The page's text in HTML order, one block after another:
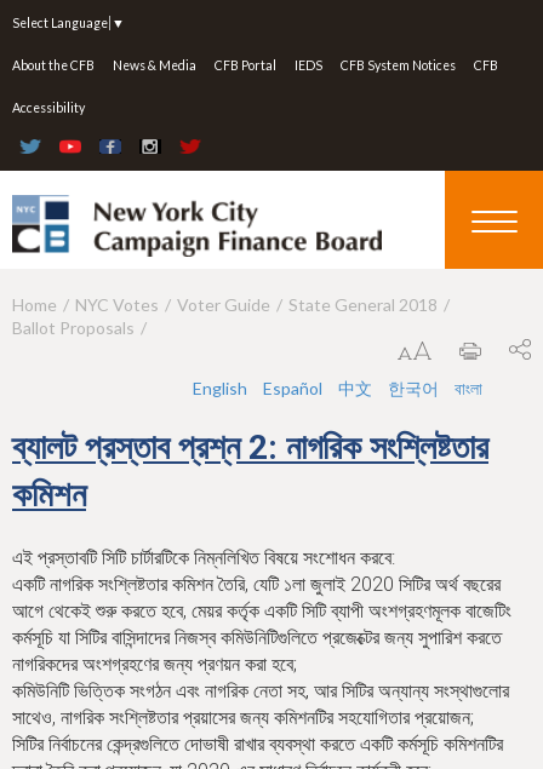
Select Language ▼
About the CFB News & Media CFB Portal IEDS CFB System Notices CFB
Accessibility
Y
a
r
e
h
e
r
e
Home NYC Votes Voter Guide
State General 2018
Ballot Proposals
English Español 中文 한국어 বাংলা
ব্যালট প্রস্তাব প্রশ্ন 2: নাগরিক সংশ্লিষ্টতার
কমিশন
এই প্রস্তাবটি সিটি চার্টারটিকে নিম্নলিখিত বিষয়ে সংশোধন করবে:
একটি নাগরিক সংশ্লিষ্টতার কমিশন তৈরি, যেটি ১লা জুলাই 2020 সিটির অর্থ বছরের
আগে থেকেই শুরু করতে হবে, মেয়র কর্তৃক একটি সিটি ব্যাপী অংশগ্রহণমূলক বাজেটিং
কর্মসূচি যা সিটির বাসিন্দাদের নিজস্ব কমিউনিটিগুলিতে প্রজেক্টের জন্য সুপারিশ করতে
নাগরিকদের অংশগ্রহণের জন্য প্রণয়ন করা হবে;
কমিউনিটি ভিত্তিক সংগঠন এবং নাগরিক নেতা সহ, আর সিটির অন্যান্য সংস্থাগুলোর
সাথেও, নাগরিক সংশ্লিষ্টতার প্রয়াসের জন্য কমিশনটির সহযোগিতার প্রয়োজন;
সিটির নির্বাচনের কেন্দ্রগুলিতে দোভাষী রাখার ব্যবস্থা করতে একটি কর্মসূচি কমিশনটির